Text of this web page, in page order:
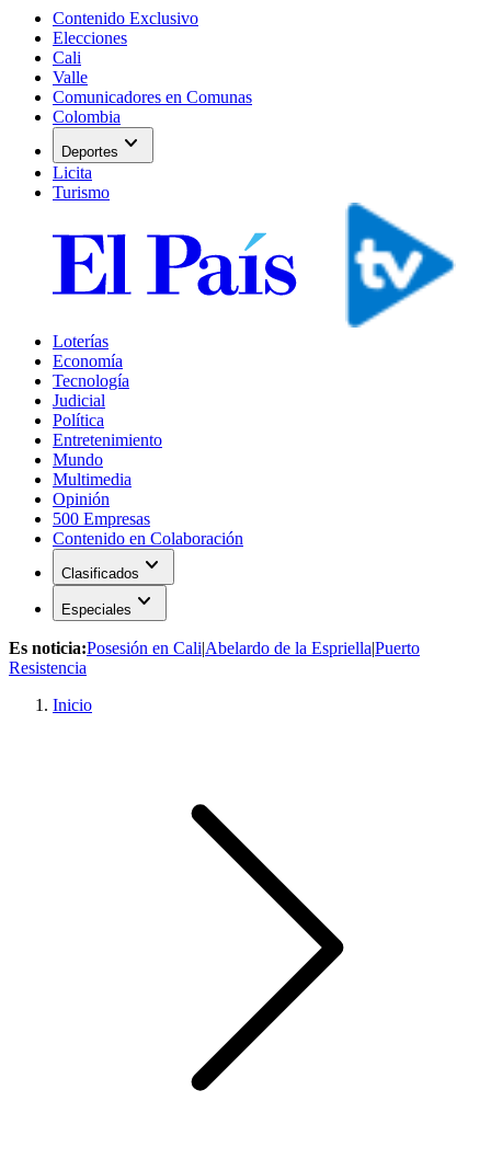
Contenido Exclusivo
Elecciones
Cali
Valle
Comunicadores en Comunas
Colombia
Deportes expand_more
Licita
Turismo
Loterías
Economía
Tecnología
Judicial
Política
Entretenimiento
Mundo
Multimedia
Opinión
500 Empresas
Contenido en Colaboración
Clasificados expand_more
Especiales expand_more
Es noticia:Posesión en Cali|Abelardo de la Espriella|Puerto
Resistencia
Inicio